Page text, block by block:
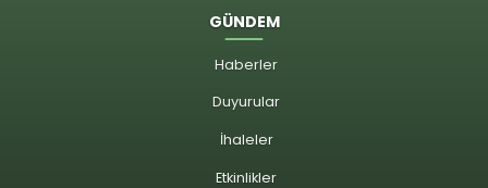
GÜNDEM
Haberler
Duyurular
İhaleler
Etkinlikler